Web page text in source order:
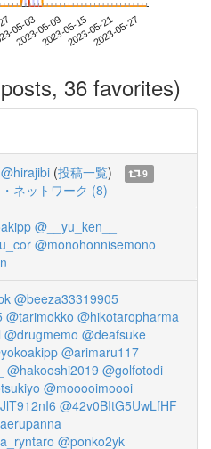
05-03
2023-05-092023-05-152023-05-212023-05-27
36 favorites)
@hirajibi (投稿一覧)
9
ネットワーク (8)
@__yu_ken__
@monohonnisemono
@beeza33319905
@tarimokko @hikotaropharma
@drugmemo @deafsuke
@arimaru117
@hakooshi2019 @golfotodi
@mooooimoooi
@42v0BItG5UwLfHF
@ponko2yk